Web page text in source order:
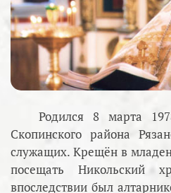
Родился 8 марта
Скопинского района
служащих. Крещён в
посещать Никольский
впоследствии был